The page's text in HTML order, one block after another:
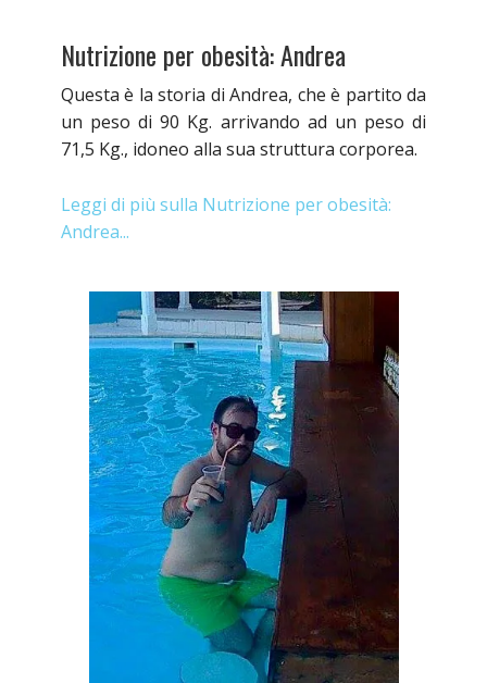
Nutrizione per obesità: Andrea
Questa è la storia di Andrea, che è partito da
un peso di 90 Kg. arrivando ad un peso di
71,5 Kg., idoneo alla sua struttura corporea.
Leggi di più sulla Nutrizione per obesità:
Andrea...